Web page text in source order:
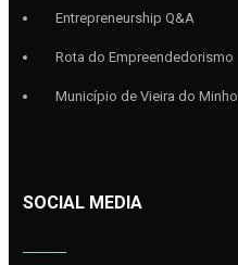
Entrepreneurship Q&A
Rota do Empreendedorismo
Município de Vieira do Minho
SOCIAL MEDIA